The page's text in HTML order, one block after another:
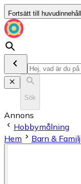
Fortsätt till huvudinnehåll
Sök
Annons
Hobbymålning
Hem
Barn & Familj